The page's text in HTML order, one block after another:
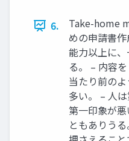
6.
Take-home
めの申請書
能力以上に
る。 – 内容
当たり前の
多い。 – 人
第一印象が
ともありう